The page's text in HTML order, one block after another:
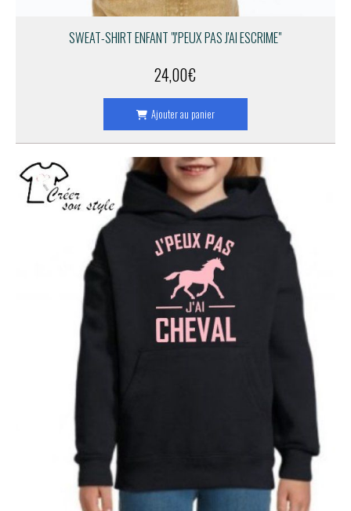
SWEAT-SHIRT ENFANT "J'PEUX PAS J'AI ESCRIME"
24,00€
Ajouter au panier